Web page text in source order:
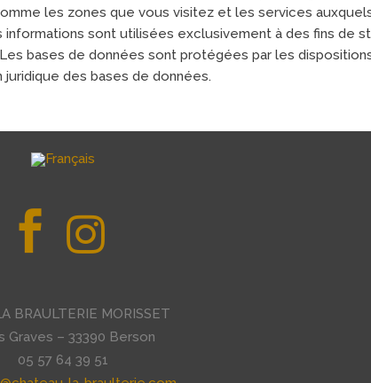
les zones que vous visitez et les services
informations sont utilisées exclusivement à des fins de
bases de données sont protégées par les
des bases de données.
BRAULTERIE MORISSET
Graves – 33390 Berson
05 57 64 39 51